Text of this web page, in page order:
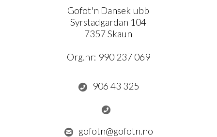
Gofot'n Danseklubb
Syrstadgardan 104
7357 Skaun
Org.nr: 990 237 069
906 43 325
gofotn@gofotn.no